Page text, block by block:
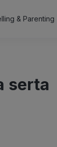
& Parenting
serta